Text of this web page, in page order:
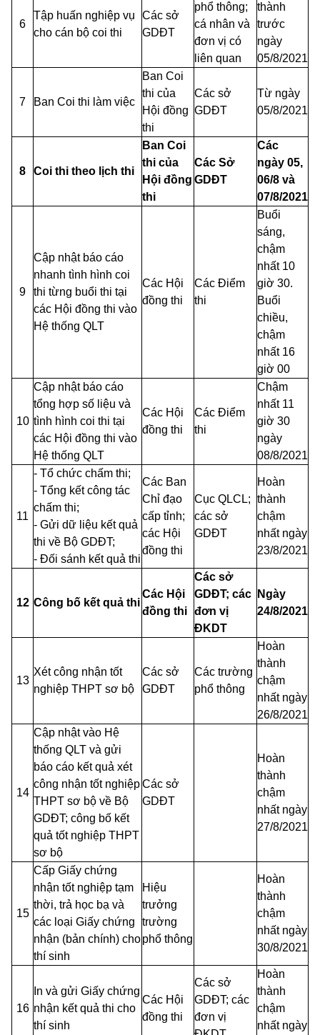
6
Tập huấn nghiệp vụ
cho cán bộ coi thi
Các sở
GDĐT
phổ thông;
cá nhân và
đơn vị có
liên quan
thành
trước
ngày
05/8/2021
7 Ban Coi thi làm việc
Ban Coi
thi của
Hội đồng
thi
Các sở
GDĐT
Từ ngày
05/8/2021
8 Coi thi theo lịch thi
Ban Coi
thi của
Hội đồng
thi
Các Sở
GDĐT
Các
ngày 05,
06/8 và
07/8/2021
9
Cập nhật báo cáo
nhanh tình hình coi
thi từng buổi thi tại
các Hội đồng thi vào
Hệ thống QLT
Các Hội
đồng thi
Các Điểm
thi
Buổi
sáng,
chậm
nhất 10
giờ 30.
Buổi
chiều,
chậm
nhất 16
giờ 00
10
Cập nhật báo cáo
tổng hợp số liệu và
tình hình coi thi tại
các Hội đồng thi vào
Hệ thống QLT
Các Hội
đồng thi
Các Điểm
thi
Chậm
nhất 11
giờ 30
ngày
08/8/2021
11
- Tổ chức chấm thi;
- Tổng kết công tác
chấm thi;
- Gửi dữ liệu kết quả
thi về Bộ GDĐT;
- Đối sánh kết quả thi
Các Ban
Chỉ đạo
cấp tỉnh;
các Hội
đồng thi
Cục QLCL;
các sở
GDĐT
Hoàn
thành
chậm
nhất ngày
23/8/2021
12 Công bố kết quả thi
Các Hội
đồng thi
Các sở
GDĐT; các
đơn vị
ĐKDT
Ngày
24/8/2021
13
Xét công nhận tốt
nghiệp THPT sơ bộ
Các sở
GDĐT
Các trường
phổ thông
Hoàn
thành
chậm
nhất ngày
26/8/2021
14
Cập nhật vào Hệ
thống QLT và gửi
báo cáo kết quả xét
công nhận tốt nghiệp
THPT sơ bộ về Bộ
GDĐT; công bố kết
quả tốt nghiệp THPT
sơ bộ
Các sở
GDĐT
Hoàn
thành
chậm
nhất ngày
27/8/2021
15
Cấp Giấy chứng
nhận tốt nghiệp tạm
thời, trả học bạ và
các loại Giấy chứng
nhận (bản chính) cho
thí sinh
Hiệu
trưởng
trường
phổ thông
Hoàn
thành
chậm
nhất ngày
30/8/2021
16
In và gửi Giấy chứng
nhận kết quả thi cho
thí sinh
Các Hội
đồng thi
Các sở
GDĐT; các
đơn vị
Hoàn
thành
chậm
nhất ngày